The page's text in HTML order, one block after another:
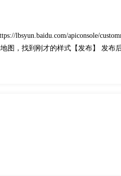
lbsyun.baidu.com/apiconsole/
图，找到刚才的样式【发布】 发布